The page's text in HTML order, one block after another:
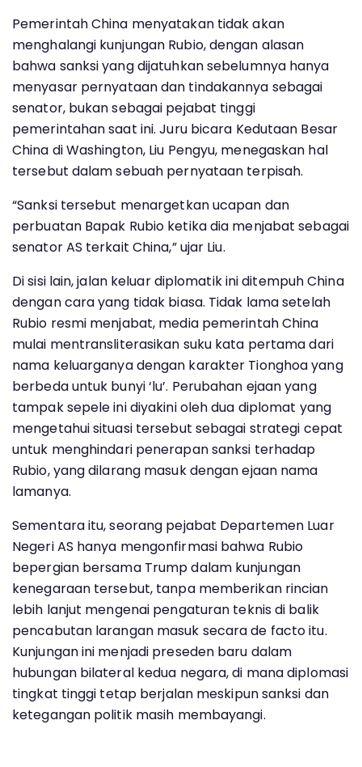
Pemerintah China menyatakan tidak akan
menghalangi kunjungan Rubio, dengan alasan
bahwa sanksi yang dijatuhkan sebelumnya hanya
menyasar pernyataan dan tindakannya sebagai
senator, bukan sebagai pejabat tinggi
pemerintahan saat ini. Juru bicara Kedutaan Besar
China di Washington, Liu Pengyu, menegaskan hal
tersebut dalam sebuah pernyataan terpisah.
“Sanksi tersebut menargetkan ucapan dan
perbuatan Bapak Rubio ketika dia menjabat sebagai
senator AS terkait China,” ujar Liu.
Di sisi lain, jalan keluar diplomatik ini ditempuh China
dengan cara yang tidak biasa. Tidak lama setelah
Rubio resmi menjabat, media pemerintah China
mulai mentransliterasikan suku kata pertama dari
nama keluarganya dengan karakter Tionghoa yang
berbeda untuk bunyi ‘lu’. Perubahan ejaan yang
tampak sepele ini diyakini oleh dua diplomat yang
mengetahui situasi tersebut sebagai strategi cepat
untuk menghindari penerapan sanksi terhadap
Rubio, yang dilarang masuk dengan ejaan nama
lamanya.
Sementara itu, seorang pejabat Departemen Luar
Negeri AS hanya mengonfirmasi bahwa Rubio
bepergian bersama Trump dalam kunjungan
kenegaraan tersebut, tanpa memberikan rincian
lebih lanjut mengenai pengaturan teknis di balik
pencabutan larangan masuk secara de facto itu.
Kunjungan ini menjadi preseden baru dalam
hubungan bilateral kedua negara, di mana diplomasi
tingkat tinggi tetap berjalan meskipun sanksi dan
ketegangan politik masih membayangi.